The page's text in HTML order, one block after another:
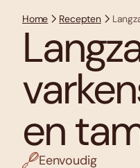
Home Recepten
en
Eenvoudig